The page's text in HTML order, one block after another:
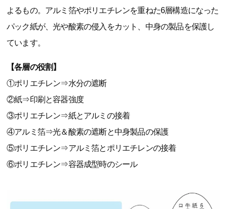
よるもの。アルミ箔やポリエチレンを重ねた6層構造になった
パック紙が、光や酸素の侵入をカット、中身の製品を保護し
ています。
【各層の役割】
①ポリエチレン⇒水分の遮断
②紙⇒印刷と容器強度
③ポリエチレン⇒紙とアルミの接着
④アルミ箔⇒光＆酸素の遮断と中身製品の保護
⑤ポリエチレン⇒アルミ箔とポリエチレンの接着
⑥ポリエチレン⇒容器成型時のシール